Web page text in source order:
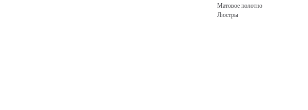
Матовое полотно
Люстры